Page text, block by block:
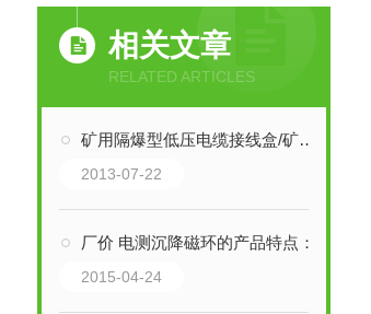
相关文章
RELATED ARTICLES
矿用隔爆型低压电缆接线盒/矿用隔爆接线盒 型号：BHD2-25/380-2T
2013-07-22
厂价 电测沉降磁环的产品特点：
2015-04-24